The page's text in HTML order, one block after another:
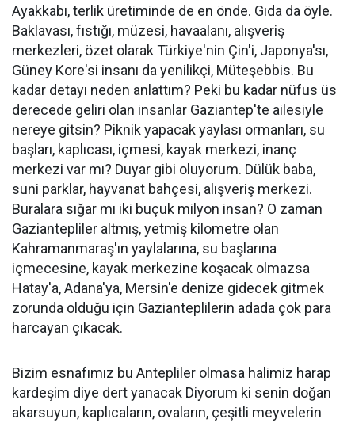
Ayakkabı, terlik üretiminde de en önde. Gıda da öyle.
Baklavası, fıstığı, müzesi, havaalanı, alışveriş
merkezleri, özet olarak Türkiye'nin Çin'i, Japonya'sı,
Güney Kore'si insanı da yenilikçi, Müteşebbis. Bu
kadar detayı neden anlattım? Peki bu kadar nüfus üs
derecede geliri olan insanlar Gaziantep'te ailesiyle
nereye gitsin? Piknik yapacak yaylası ormanları, su
başları, kaplıcası, içmesi, kayak merkezi, inanç
merkezi var mı? Duyar gibi oluyorum. Dülük baba,
suni parklar, hayvanat bahçesi, alışveriş merkezi.
Buralara sığar mı iki buçuk milyon insan? O zaman
Gaziantepliler altmış, yetmiş kilometre olan
Kahramanmaraş'ın yaylalarına, su başlarına
içmecesine, kayak merkezine koşacak olmazsa
Hatay'a, Adana'ya, Mersin'e denize gidecek gitmek
zorunda olduğu için Gazianteplilerin adada çok para
harcayan çıkacak.
Bizim esnafımız bu Antepliler olmasa halimiz harap
kardeşim diye dert yanacak Diyorum ki senin doğan
akarsuyun, kaplıcaların, ovaların, çeşitli meyvelerin